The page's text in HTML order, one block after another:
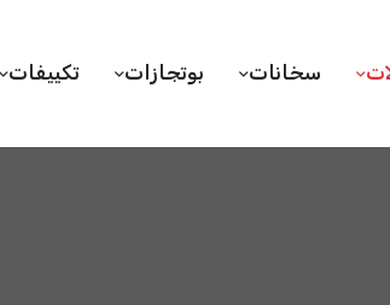
سخانات بوتجازات تكييفات